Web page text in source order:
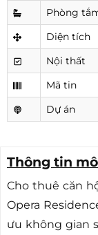
Phòng
Diện tích
Nội thất
Mã tin
Dự án
Thông tin
Cho thuê căn
Opera
ưu không gian